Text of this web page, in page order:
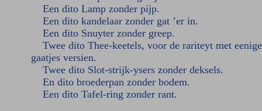
Een dito Lamp zonder pijp.
Een dito kandelaar zonder gat ’er in.
Een dito Snuyter zonder greep.
Twee dito Thee-keetels, voor de rariteyt met eenige
gaatjes versien.
Twee dito Slot-strijk-ysers zonder deksels.
En dito broederpan zonder bodem.
Een dito Tafel-ring zonder rant.